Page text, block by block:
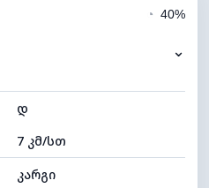
0 (ბნელი)
4000 მ
◔ 40%
⌄
დ
7 კმ/სთ
კარგი